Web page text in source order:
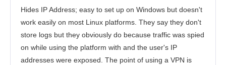
Hides IP Address; easy to set up on Windows but doesn't
work easily on most Linux platforms. They say they don't
store logs but they obviously do because traffic was spied
on while using the platform with and the user's IP
addresses were exposed. The point of using a VPN is